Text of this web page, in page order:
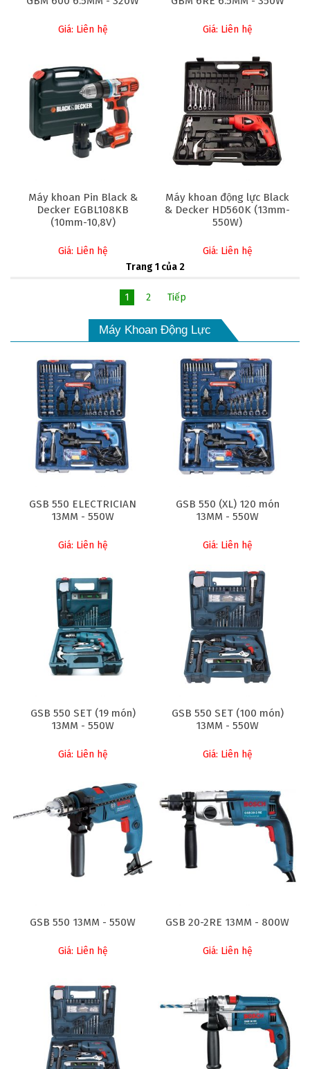
Giá: Liên hệ Giá: Liên hệ
Máy khoan Pin Black &
Decker EGBL108KB
(10mm-10,8V)
Giá: Liên hệ
Máy khoan động lực Black
& Decker HD560K (13mm-
550W)
Giá: Liên hệ
Trang 1 của 2
1 2 Tiếp
Máy Khoan Động Lực
GSB 550 ELECTRICIAN
13MM - 550W
Giá: Liên hệ
GSB 550 (XL) 120 món
13MM - 550W
Giá: Liên hệ
GSB 550 SET (19 món)
13MM - 550W
Giá: Liên hệ
GSB 550 SET (100 món)
13MM - 550W
Giá: Liên hệ
GSB 550 13MM - 550W
Giá: Liên hệ
GSB 20-2RE 13MM - 800W
Giá: Liên hệ